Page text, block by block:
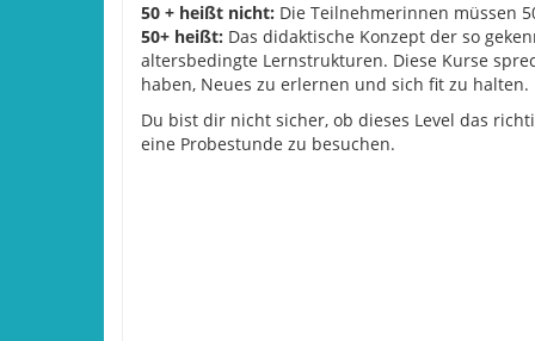
50 + heißt nicht: Die Teilnehmerinnen müssen
50+ heißt: Das didaktische Konzept der so
altersbedingte Lernstrukturen. Diese Kurse
haben, Neues zu erlernen und sich fit zu halten.
Du bist dir nicht sicher, ob dieses Level das
eine Probestunde zu besuchen.